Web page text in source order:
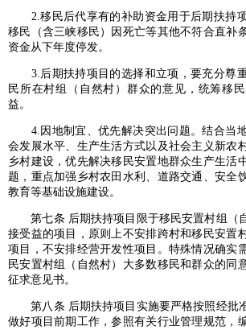
2.移民后代享有的补助资金用于后期扶持
移民（含三峡移民）因死亡等其他不符合直补
资金从下年度停发。
3.后期扶持项目的选择和立项，要充分尊
民所在村组（自然村）群众的意见，统筹移
益。
4.因地制宜、优先解决突出问题。结合当
会发展水平、生产生活方式以及社会主义新农
乡村建设，优先解决移民安置地群众生产生活
题，重点加强乡村农田水利、道路交通、安全
教育等基础设施建设。
第七条 后期扶持项目限于移民安置村组（
接受益的项目，原则上不安排跨村和移民安置
项目，不安排经营开发性项目。特殊情况确实
民安置村组（自然村）大多数移民和群众的同
征求意见书。
第八条 后期扶持项目实施要严格按照经批
做好项目前期工作，参照有关行业管理规范，